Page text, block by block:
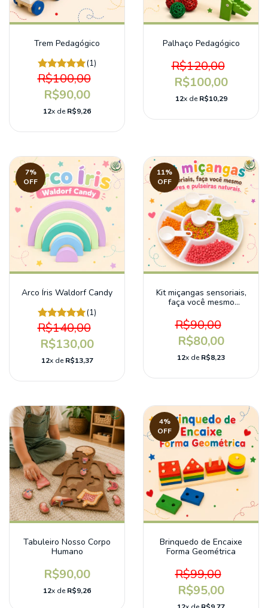
Trem Pedagógico
(1)
R$100,00
R$90,00
12x deR$9,26
Palhaço Pedagógico
R$120,00
R$100,00
12x deR$10,29
7%
OFF
Arco Íris Waldorf Candy
(1)
R$140,00
R$130,00
12x deR$13,37
11%
OFF
Kit miçangas sensoriais,
faça você mesmo
naturais. - ZERO
PLÁSTICO
R$90,00
R$80,00
12x deR$8,23
Tabuleiro Nosso Corpo
Humano
R$90,00
12x deR$9,26
4%
OFF
Brinquedo de Encaixe
Forma Geométrica
R$99,00
R$95,00